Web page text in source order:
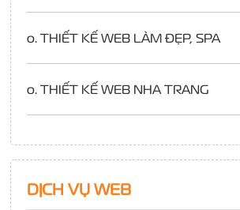
o. THIẾT KẾ WEB LÀM ĐẸP, SPA
o. THIẾT KẾ WEB NHA TRANG
DỊCH VỤ WEB